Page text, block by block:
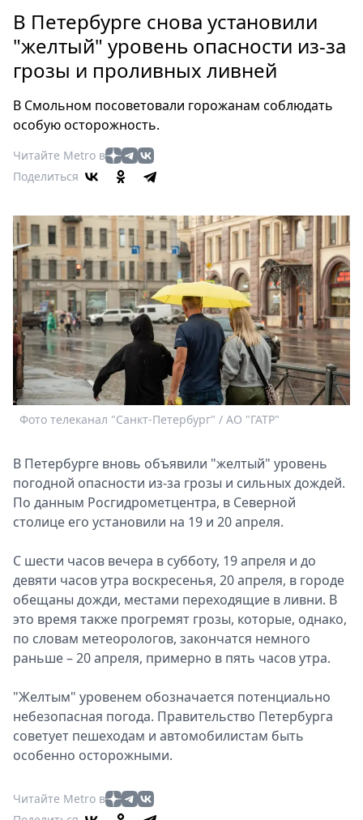
Россия
Мир
Здоровье
Туризм
Мода
Театр
Кино
Книги
Выставки
Пресс-
релизы
О
Metro
Стримы
Спецпроекты
Звезды
Выборы
Скачай
Metro
В Петербурге снова установили
"желтый" уровень опасности из-за
грозы и проливных ливней
В Смольном посоветовали горожанам соблюдать
особую осторожность.
Читайте Metro в
Поделиться
Фото телеканал "Санкт-Петербург" / АО "ГАТР"
В Петербурге вновь объявили "желтый" уровень
погодной опасности из-за грозы и сильных дождей.
По данным Росгидрометцентра, в Северной
столице его установили на 19 и 20 апреля.
С шести часов вечера в субботу, 19 апреля и до
девяти часов утра воскресенья, 20 апреля, в городе
обещаны дожди, местами переходящие в ливни. В
это время также прогремят грозы, которые, однако,
по словам метеорологов, закончатся немного
раньше – 20 апреля, примерно в пять часов утра.
"Желтым" уровенем обозначается потенциально
небезопасная погода. Правительство Петербурга
советует пешеходам и автомобилистам быть
особенно осторожными.
Читайте Metro в